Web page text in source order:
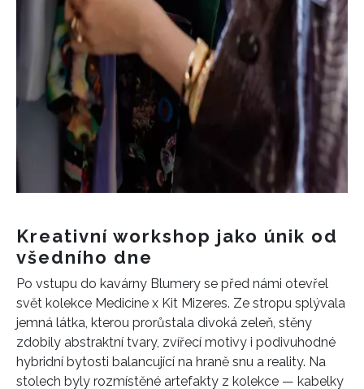
Kreativní workshop jako únik od
všedního dne
Po vstupu do kavárny Blumery se před námi otevřel
svět kolekce Medicine x Kit Mizeres. Ze stropu splývala
jemná látka, kterou prorůstala divoká zeleň, stěny
zdobily abstraktní tvary, zvířecí motivy i podivuhodné
hybridní bytosti balancující na hraně snu a reality. Na
stolech byly rozmístěné artefakty z kolekce — kabelky